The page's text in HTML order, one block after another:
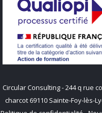
Circular Consulting - 244 q rue
charcot 69110 Sainte-Foy-lès-